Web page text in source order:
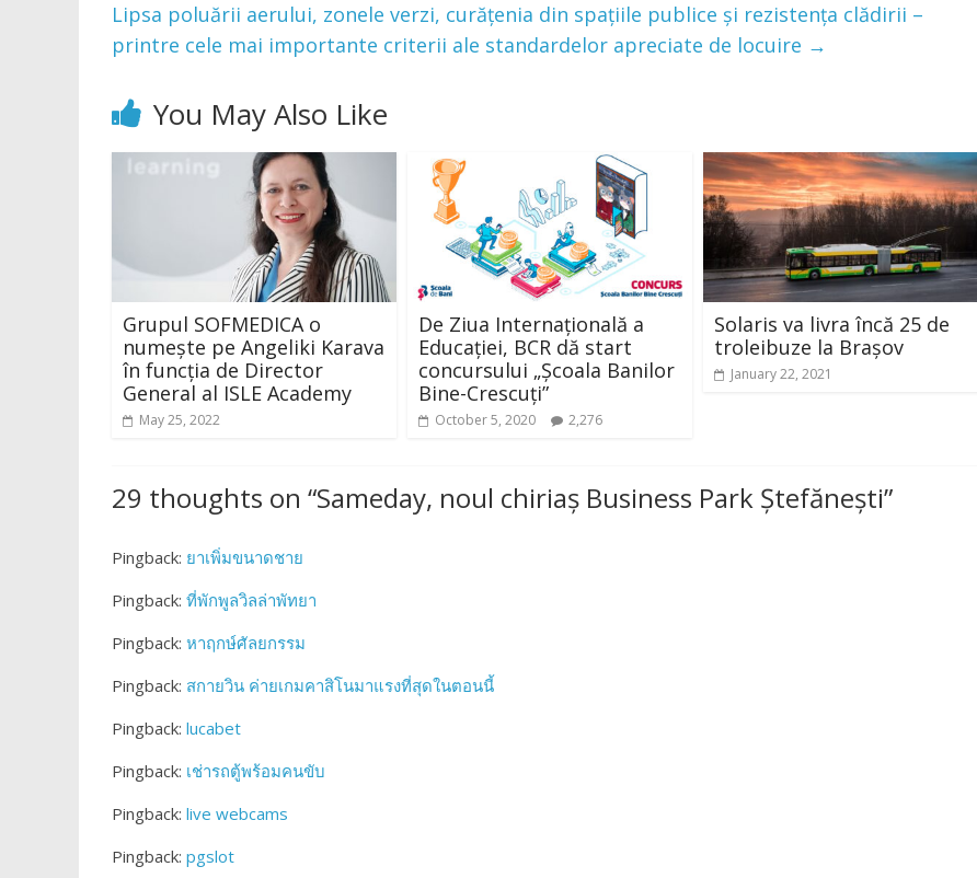
Lipsa poluării aerului, zonele verzi, curățenia din spațiile publice și rezistența clădirii –
printre cele mai importante criterii ale standardelor apreciate de locuire →
You May Also Like
Grupul SOFMEDICA o
numește pe Angeliki Karava
în funcția de Director
General al ISLE Academy
May 25, 2022
De Ziua Internațională a
Educației, BCR dă start
concursului „Școala Banilor
Bine-Crescuți”
October 5, 2020 2,276
Solaris va livra încă 25 de
troleibuze la Brașov
January 22, 2021
29 thoughts on “Sameday, noul chiriaș Business Park Ștefănești”
Pingback: ยาเพิ่มขนาดชาย
Pingback: ที่พักพูลวิลล่าพัทยา
Pingback: หาฤกษ์ศัลยกรรม
Pingback: สกายวิน ค่ายเกมคาสิโนมาแรงที่สุดในตอนนี้
Pingback: lucabet
Pingback: เช่ารถตู้พร้อมคนขับ
Pingback: live webcams
Pingback: pgslot